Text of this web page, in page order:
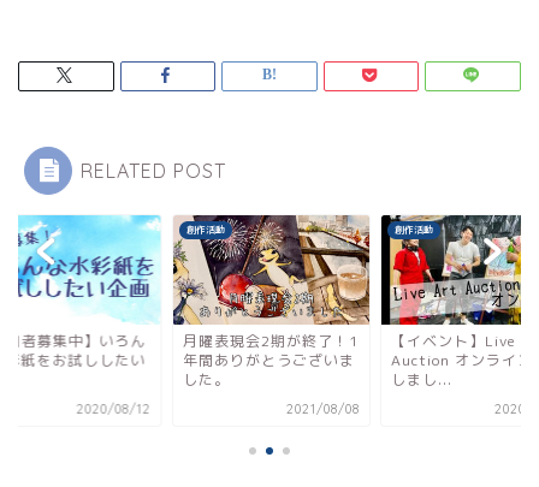
RELATED POST
加者募集中】いろん
彩紙をお試ししたい
2020/08/12
創作活動
月曜表現会2期が終了！1
年間ありがとうございま
した。
2021/08/08
創作活動
【イベント】Live
Auction オンライン
しまし...
2020/